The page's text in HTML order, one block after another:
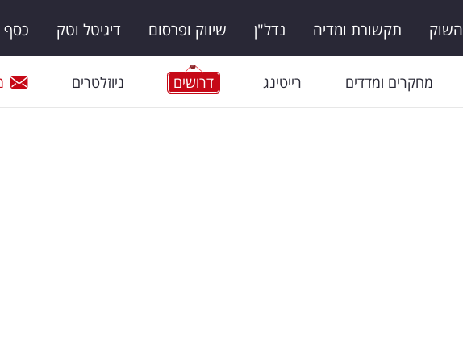
השוק תקשורת ומדיה נדל"ן שיווק ופרסום דיגיטל וטק כסף
מחקרים ומדדים רייטינג דרושים ניוזלטרים